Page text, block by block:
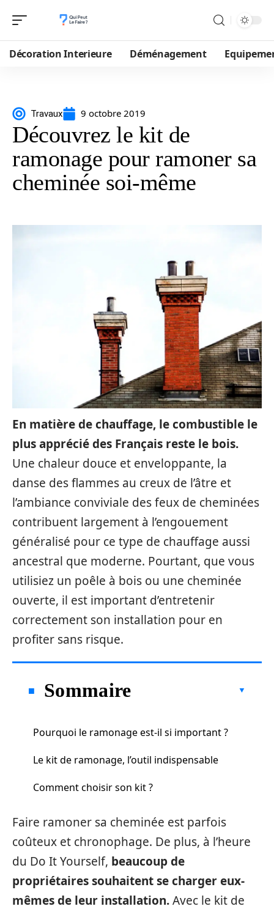
Décoration Interieure Déménagement
Travaux 9 octobre 2019
Découvrez le kit de
ramonage pour ramoner sa
cheminée soi-même
En matière de chauffage, le combustible le
plus apprécié des Français reste le bois.
Une chaleur douce et enveloppante, la
danse des flammes au creux de l’âtre et
l’ambiance conviviale des feux de cheminées
contribuent largement à l’engouement
généralisé pour ce type de chauffage aussi
ancestral que moderne. Pourtant, que vous
utilisiez un poêle à bois ou une cheminée
ouverte, il est important d’entretenir
correctement son installation pour en
profiter sans risque.
Sommaire
Pourquoi le ramonage est-il si important ?
Le kit de ramonage, l’outil indispensable
Comment choisir son kit ?
Faire ramoner sa cheminée est parfois
coûteux et chronophage. De plus, à l’heure
du Do It Yourself, beaucoup de
propriétaires souhaitent se charger eux-
mêmes de leur installation.Avec le kit de